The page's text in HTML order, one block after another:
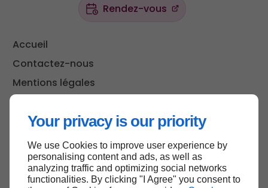
Your privacy is our priority
We use Cookies to improve user experience by
personalising content and ads, as well as
analyzing traffic and optimizing social networks
functionalities. By clicking "I Agree" you consent to
Rendez-vous
Accueil
Contactez-nous
Mentions légales
Haut de page